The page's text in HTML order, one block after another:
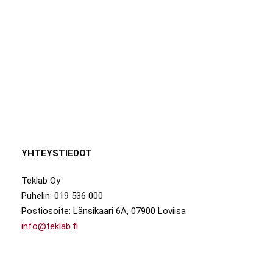
YHTEYSTIEDOT
Teklab Oy
Puhelin: 019 536 000
Postiosoite: Länsikaari 6A, 07900 Loviisa
info@teklab.fi